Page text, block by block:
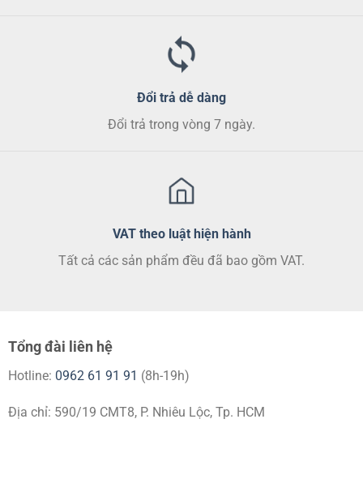
Đổi trả dễ dàng
Đổi trả trong vòng 7 ngày.
VAT theo luật hiện hành
Tất cả các sản phẩm đều đã bao gồm VAT.
Tổng đài liên hệ
Hotline: 0962 61 91 91 (8h-19h)
Địa chỉ: 590/19 CMT8, P. Nhiêu Lộc, Tp. HCM